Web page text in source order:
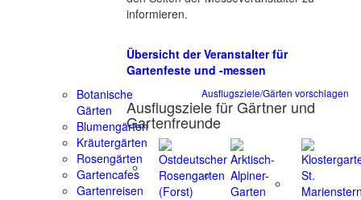
informieren.
Übersicht der Veranstalter für
Gartenfeste und -messen
Botanische
Gärten
Blumengärten
Kräutergärten
Rosengärten
Gartencafes
Gartenreisen
Ausflugsziele/Gärten vorschlagen
Ausflugsziele für Gärtner und
Gartenfreunde